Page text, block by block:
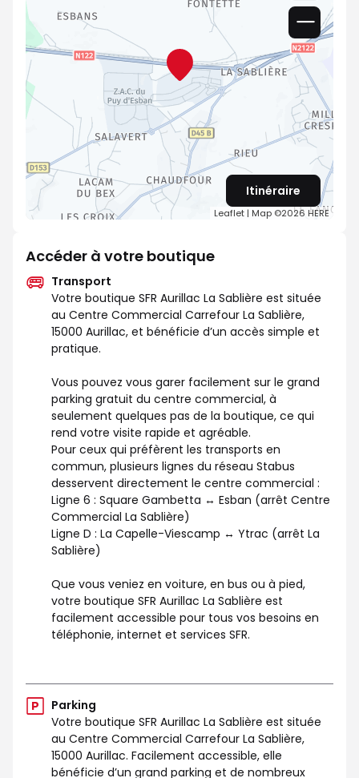
Leaflet | Map ©2026 HERE
Itinéraire
Accéder à votre boutique
Transport
Votre boutique SFR Aurillac La Sablière est située
au Centre Commercial Carrefour La Sablière,
15000 Aurillac, et bénéficie d’un accès simple et
pratique.
Vous pouvez vous garer facilement sur le grand
parking gratuit du centre commercial, à
seulement quelques pas de la boutique, ce qui
rend votre visite rapide et agréable.
Pour ceux qui préfèrent les transports en
commun, plusieurs lignes du réseau Stabus
desservent directement le centre commercial :
Ligne 6 : Square Gambetta ↔ Esban (arrêt Centre
Commercial La Sablière)
Ligne D : La Capelle-Viescamp ↔ Ytrac (arrêt La
Sablière)
Que vous veniez en voiture, en bus ou à pied,
votre boutique SFR Aurillac La Sablière est
facilement accessible pour tous vos besoins en
téléphonie, internet et services SFR.
Parking
Votre boutique SFR Aurillac La Sablière est située
au Centre Commercial Carrefour La Sablière,
15000 Aurillac. Facilement accessible, elle
bénéficie d’un grand parking et de nombreux